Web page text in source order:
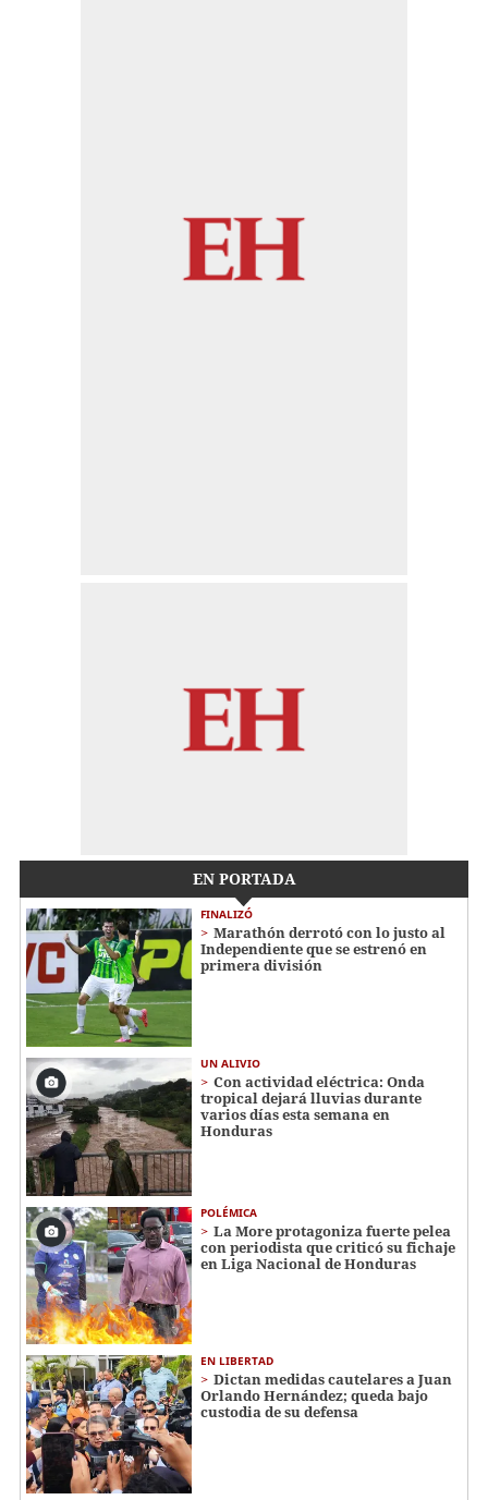
EN PORTADA
FINALIZÓ
Marathón derrotó con lo justo al
Independiente que se estrenó en
primera división
UN ALIVIO
Con actividad eléctrica: Onda
tropical dejará lluvias durante
varios días esta semana en
Honduras
POLÉMICA
La More protagoniza fuerte pelea
con periodista que criticó su fichaje
en Liga Nacional de Honduras
EN LIBERTAD
Dictan medidas cautelares a Juan
Orlando Hernández; queda bajo
custodia de su defensa